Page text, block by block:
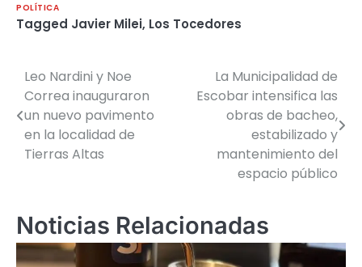
POLÍTICA
Tagged Javier Milei, Los Tocedores
Navegación
de
entradas
Leo Nardini y Noe
Correa inauguraron
un nuevo pavimento
en la localidad de
Tierras Altas
La Municipalidad de
Escobar intensifica las
obras de bacheo,
estabilizado y
mantenimiento del
espacio público
Noticias Relacionadas